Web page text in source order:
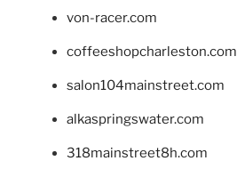
von-racer.com
coffeeshopcharleston.com
salon104mainstreet.com
alkaspringswater.com
318mainstreet8h.com